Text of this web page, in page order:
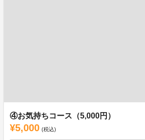
④お気持ちコース（5,000円）
¥5,000 (税込)